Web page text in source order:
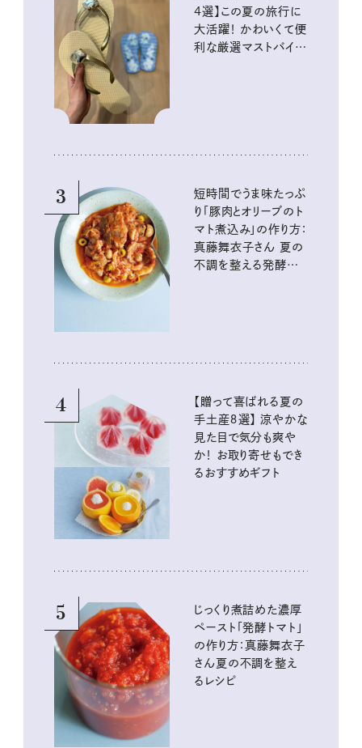
4選】この夏の旅行に
大活躍！ かわいくて便
利な厳選マストバイア
3
短時間でうま味たっぷ
り「豚肉とオリーブのト
マト煮込み」の作り方：
真藤舞衣子さん 夏の
不調を整える発酵レ
4
【贈って喜ばれる夏の
手土産８選】 涼やかな
見た目で気分も爽や
か！ お取り寄せもでき
るおすすめギフト
5
じっくり煮詰めた濃厚
ペースト「発酵トマト」
の作り方：真藤舞衣子
さん夏の不調を整え
るレシピ